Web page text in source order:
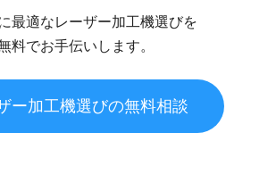
最適なレーザー加工機選びを
料でお手伝いします。
ー加工機選びの無料相談